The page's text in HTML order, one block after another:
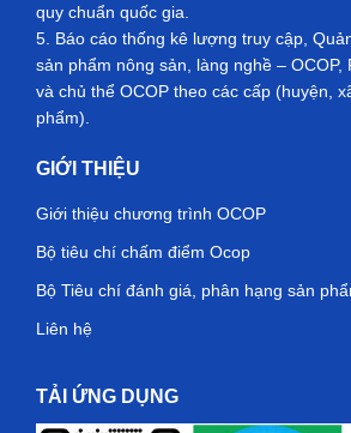
quy chuẩn quốc gia.
5. Báo cáo thống kê lượng truy cập,
sản phẩm nông sản, làng nghề – OCOP,
và chủ thể OCOP theo các cấp (huyện,
phẩm).
GIỚI THIỆU
Giới thiệu chương trình OCOP
Bộ tiêu chí chấm điểm Ocop
Bộ Tiêu chí đánh giá, phân hạng sản
Liên hệ
TẢI ỨNG DỤNG